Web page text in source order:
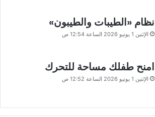
نظام «الطيبات والطيبون»
الإثنين 1 يونيو 2026 الساعة 12:54 ص
امنح طفلك مساحة للتحرك
الإثنين 1 يونيو 2026 الساعة 12:52 ص